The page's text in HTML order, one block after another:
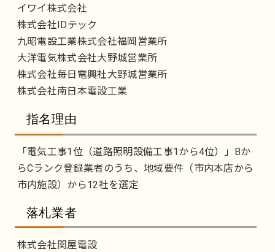
イワイ株式会社
株式会社IDテック
九昭電設工業株式会社福岡営業所
大洋電気株式会社大野城営業所
株式会社毎日電興社大野城営業所
株式会社南日本電設工業
指名理由
「電気工事1位（道路照明設備工事1から4位）」Bか
らCランク登録業者のうち、地域要件（市内本店から
市内施設）から12社を選定
落札業者
株式会社関屋電設